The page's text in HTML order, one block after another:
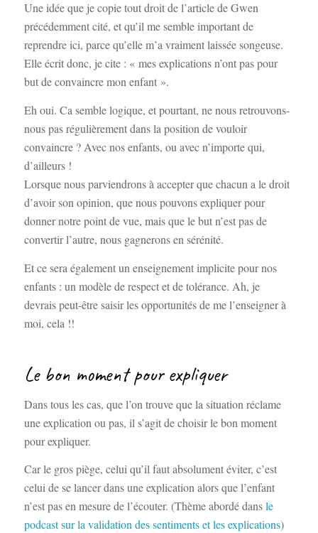
Une idée que je copie tout droit de l’article de Gwen
précédemment cité, et qu’il me semble important de
reprendre ici, parce qu’elle m’a vraiment laissée songeuse.
Elle écrit donc, je cite : « mes explications n’ont pas pour
but de convaincre mon enfant ».
Eh oui. Ca semble logique, et pourtant, ne nous retrouvons-
nous pas régulièrement dans la position de vouloir
convaincre ? Avec nos enfants, ou avec n’importe qui,
d’ailleurs !
Lorsque nous parviendrons à accepter que chacun a le droit
d’avoir son opinion, que nous pouvons expliquer pour
donner notre point de vue, mais que le but n’est pas de
convertir l’autre, nous gagnerons en sérénité.
Et ce sera également un enseignement implicite pour nos
enfants : un modèle de respect et de tolérance. Ah, je
devrais peut-être saisir les opportunités de me l’enseigner à
moi, cela !!
Le bon moment pour expliquer
Dans tous les cas, que l’on trouve que la situation réclame
une explication ou pas, il s’agit de choisir le bon moment
pour expliquer.
Car le gros piège, celui qu’il faut absolument éviter, c’est
celui de se lancer dans une explication alors que l’enfant
n’est pas en mesure de l’écouter. (Thème abordé dansle
podcast sur la validation des sentiments et les explications)